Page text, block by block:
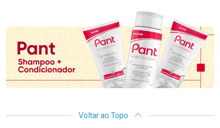
Promoção em Destaque
Voltar ao Topo